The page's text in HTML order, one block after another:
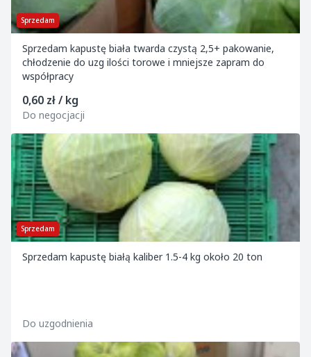
Sprzedam
Sprzedam kapustę biała twarda czystą 2,5+ pakowanie,
chłodzenie do uzg ilości torowe i mniejsze zapram do
współpracy
0,60 zł / kg
Do negocjacji
Sprzedam
Sprzedam kapustę białą kaliber 1.5-4 kg około 20 ton
Do uzgodnienia